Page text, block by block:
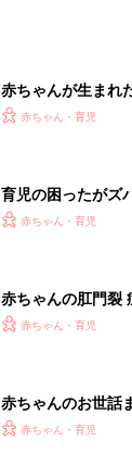
赤ちゃんが生まれ
ひよ」
赤ちゃん・育児
育児の困ったがズ
『ひよこクラブ
赤ちゃん・育児
赤ちゃんの肛門裂
監修】
赤ちゃん・育児
赤ちゃんのお世話
てのひよこクラブ
赤ちゃん・育児